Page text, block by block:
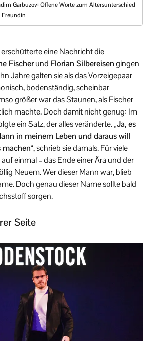
Garbuzov: Offene Worte zum Altersunterschied
Freundin
eine Nachricht die
Fischerund Florian Silbereisengingen
Jahre galten sie als das Vorzeigepaar
bodenständig, scheinbar
größer war das Staunen, als Fischer
machte. Doch damit nicht genug: Im
ein Satz, der alles veränderte.„Ja, es
in meinem Leben und daraus will
, schrieb sie damals. Für viele
auf einmal – das Ende einer Ära und der
Neuem. Wer dieser Mann war, blieb
Doch genau dieser Name sollte bald
sorgen.
Seite